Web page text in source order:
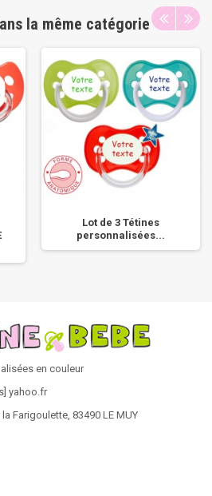
la même catégorie
Lot de 3 Tétines
personnalisées...
en couleur
yahoo.fr
Farigoulette, 83490 LE MUY